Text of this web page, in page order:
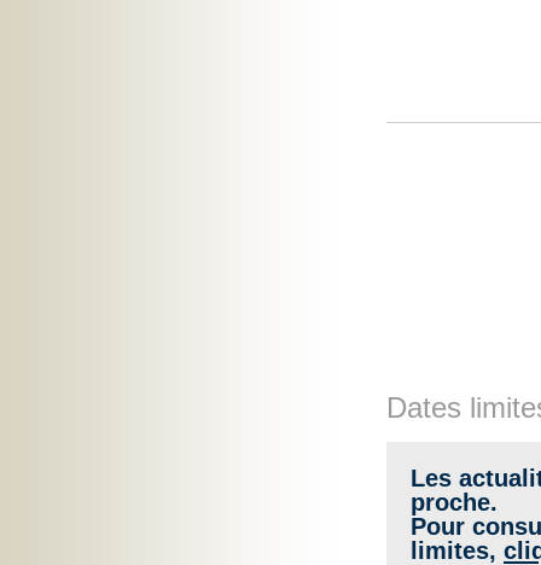
Dates
Les
proche.
Pour
limites,